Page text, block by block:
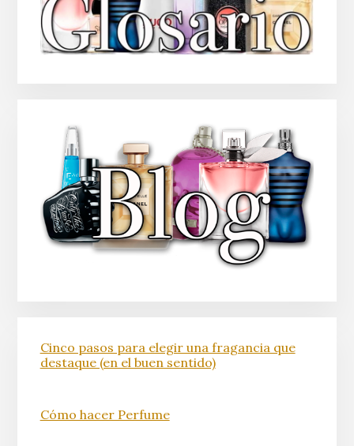
Cinco pasos para elegir una fragancia que
destaque (en el buen sentido)
Cómo hacer Perfume